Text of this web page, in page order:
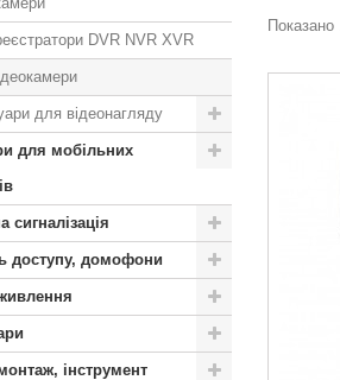
DVR NVR XVR
для відеонагляду
для мобільних
сигналізація
доступу, домофони
інструмент